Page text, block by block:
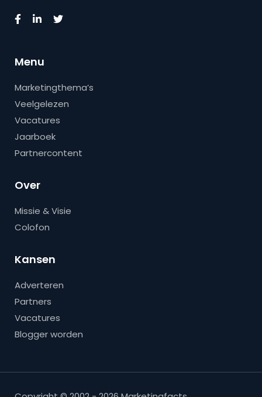
Menu
Marketingthema’s
Veelgelezen
Vacatures
Jaarboek
Partnercontent
Over
Missie & Visie
Colofon
Kansen
Adverteren
Partners
Vacatures
Blogger worden